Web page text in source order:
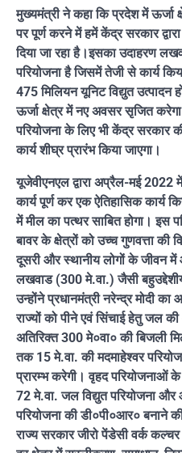
मुख्यमंत्री ने कहा कि प्रदेश में ऊर्जा
पर पूर्ण करने में हमें केंद्र सरकार
दिया जा रहा है।इसका उदाहरण
परियोजना है जिसमें तेजी से कार्य
475 मिलियन यूनिट विद्युत उत्पादन
ऊर्जा क्षेत्र में नए अवसर सृजित
परियोजना के लिए भी केंद्र सरकार
कार्य शीघ्र प्रारंभ किया जाएगा।
यूजेवीएनएल द्वारा अप्रैल-मई 2022
कार्य पूर्ण कर एक ऐतिहासिक कार्य
में मील का पत्थर साबित होगा। इस
बावर के क्षेत्रों को उच्च गुणवत्ता की
दूसरी और स्थानीय लोगों के जीवन में
लखवाड (300 मे.वा.) जैसी बहुउद्देशीय
उन्होंने प्रधानमंत्री नरेन्द्र मोदी
राज्यों को पीने एवं सिंचाई हेतु जल
अतिरिक्त 300 मे०वा० की बिजली
तक 15 मे.वा. की मदमाहेश्वर
प्रारम्भ करेगी। वृहद परियोजनाओं के
72 मे.वा. जल विद्युत परियोजना
परियोजना की डी०पी०आर० बनाने
राज्य सरकार जीरो पेंडेसी वर्क